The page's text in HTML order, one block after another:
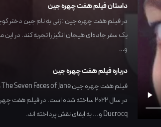
داستان فیلم هفت چهره جین
در فیلم هفت چهره جین : زنی به نام جین دختر
یک سفر جاده‌ای هیجان انگیز را تجربه کند. در این
و…
درباره فیلم هفت چهره جین
فیلم هفت چهره جین The Seven Faces of Jane محصول کشور
در سال2022ساخته شده است. در فیلم هفت
Ducrocqو... به ایفای نقش پرداخته اند.